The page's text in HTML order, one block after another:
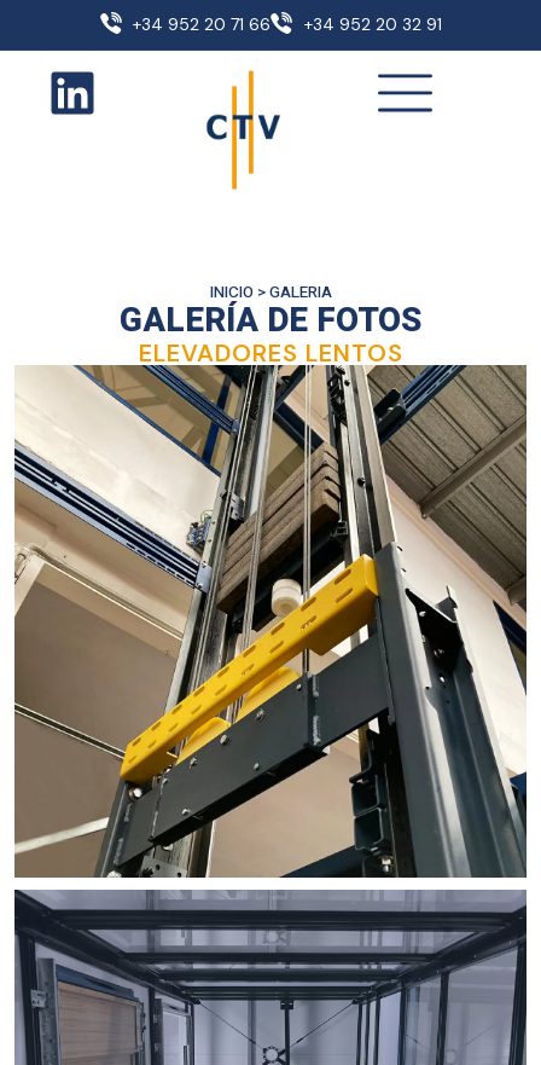
+34 952 20 71 66 +34 952 20 32 91
INICIO>GALERIA
GALERÍA DE FOTOS
ELEVADORES LENTOS